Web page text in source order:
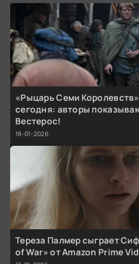
«Рыцарь Семи
сегодня: авторы
Вестерос!
18-01-2026
Тереза Палмер сыграет
of War» от Amazon Prime